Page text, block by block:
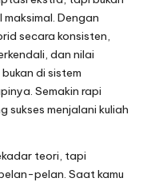
Dengan
secara konsisten,
dan nilai
di sistem
Semakin rapi
sukses menjalani kuliah
teori, tapi
pelan. Saat kamu